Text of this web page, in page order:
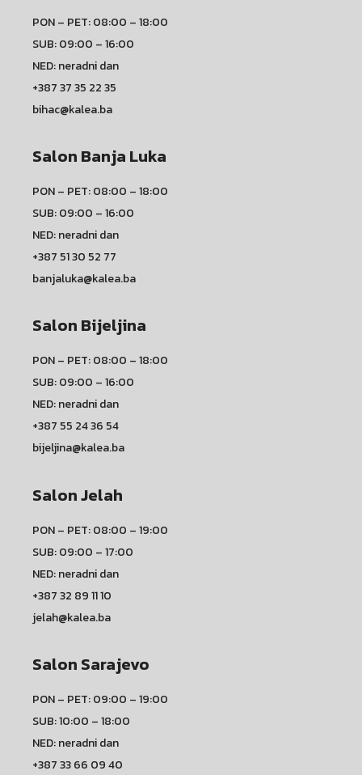
PON – PET: 08:00 – 18:00
SUB: 09:00 – 16:00
NED: neradni dan
+387 37 35 22 35
bihac@kalea.ba
Salon Banja Luka
PON – PET: 08:00 – 18:00
SUB: 09:00 – 16:00
NED: neradni dan
+387 51 30 52 77
banjaluka@kalea.ba
Salon Bijeljina
PON – PET: 08:00 – 18:00
SUB: 09:00 – 16:00
NED: neradni dan
+387 55 24 36 54
bijeljina@kalea.ba
Salon Jelah
PON – PET: 08:00 – 19:00
SUB: 09:00 – 17:00
NED: neradni dan
+387 32 89 11 10
jelah@kalea.ba
Salon Sarajevo
PON – PET: 09:00 – 19:00
SUB: 10:00 – 18:00
NED: neradni dan
+387 33 66 09 40